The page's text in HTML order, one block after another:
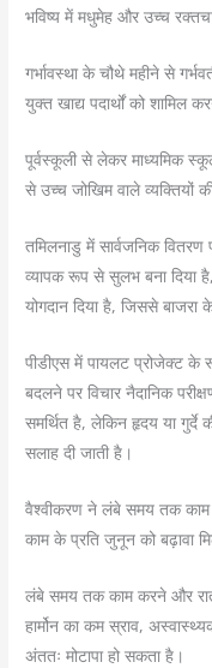
भविष्य में मधुमेह और उच्च
गर्भावस्था के चौथे महीने से
युक्त खाद्य पदार्थों को शामिल
पूर्वस्कूली से लेकर माध्यमिक
से उच्च जोखिम वाले व्यक्तियों
तमिलनाडु में सार्वजनिक
व्यापक रूप से सुलभ बना दिया
योगदान दिया है, जिससे
पीडीएस में पायलट प्रोजेक्ट के
बदलने पर विचार नैदानिक
समर्थित है, लेकिन हृदय या गुर्दे
सलाह दी जाती है।
वैश्वीकरण ने लंबे समय तक काम
काम के प्रति जुनून को बढ़ावा
लंबे समय तक काम करने और
हार्मोन का कम स्राव,
अंततः मोटापा हो सकता है।